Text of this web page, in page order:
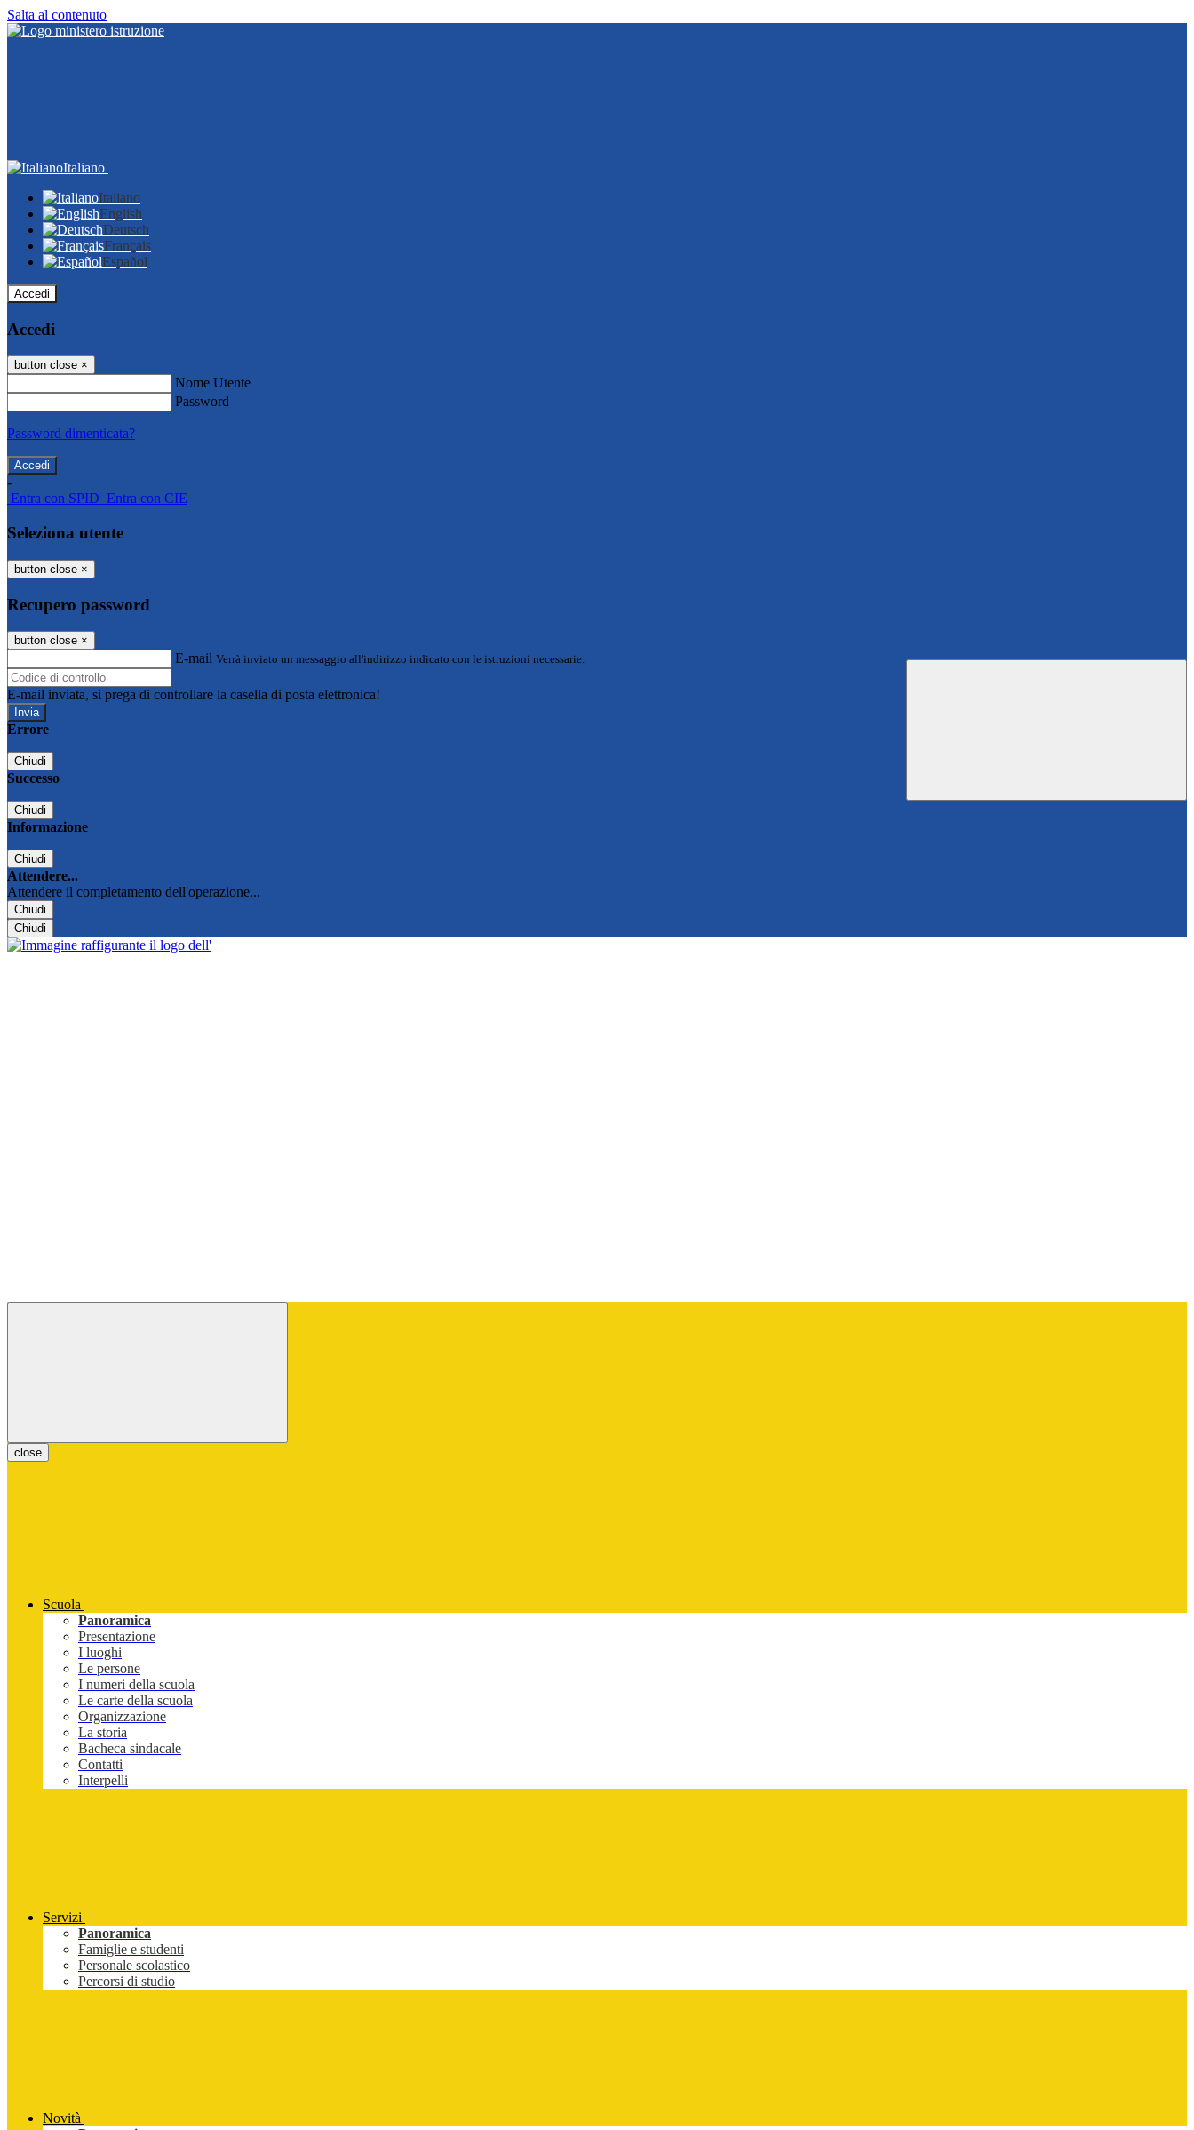
Salta al contenuto
Italiano
Italiano
English
Deutsch
Français
Español
Accedi
Accedi
button close ×
Nome Utente
Password
Password dimenticata?
-
Entra con SPID Entra con CIE
Seleziona utente
button close ×
Recupero password
button close ×
E-mail Verrà inviato un messaggio all'indirizzo indicato con le istruzioni necessarie.
E-mail inviata, si prega di controllare la casella di posta elettronica!
Errore
Chiudi
Successo
Chiudi
Informazione
Chiudi
Attendere...
Attendere il completamento dell'operazione...
Chiudi
Chiudi
close
Scuola
Panoramica
Presentazione
I luoghi
Le persone
I numeri della scuola
Le carte della scuola
Organizzazione
La storia
Bacheca sindacale
Contatti
Interpelli
Servizi
Panoramica
Famiglie e studenti
Personale scolastico
Percorsi di studio
Novità